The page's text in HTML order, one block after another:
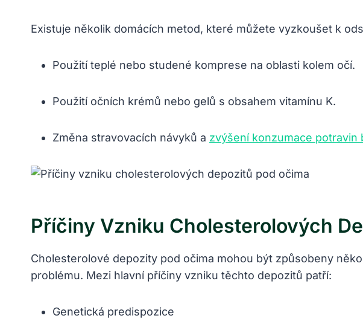
Existuje několik domácích metod, které můžete vyzkoušet k
Použití teplé nebo studené komprese na oblasti kolem očí.
Použití očních krémů nebo gelů s obsahem vitamínu K.
Změna stravovacích návyků a zvýšení konzumace potravin
Příčiny Vzniku Cholesterolových
Cholesterolové depozity pod očima mohou být způsobeny
problému. Mezi hlavní příčiny vzniku těchto depozitů patří:
Genetická predispozice